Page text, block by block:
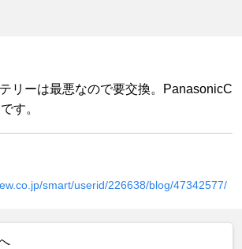
リーは最悪なので要交換。PanasonicC
す。
smart/userid/226638/blog/47342577/